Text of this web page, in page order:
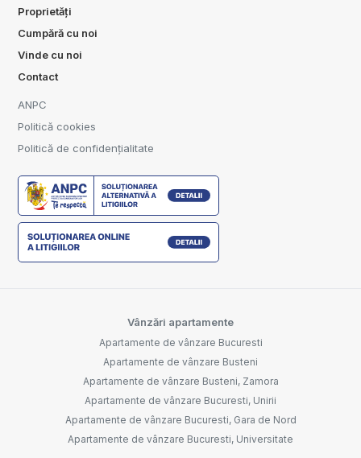
Proprietăți
Cumpără cu noi
Vinde cu noi
Contact
ANPC
Politică cookies
Politică de confidențialitate
Vânzări apartamente
Apartamente de vânzare Bucuresti
Apartamente de vânzare Busteni
Apartamente de vânzare Busteni, Zamora
Apartamente de vânzare Bucuresti, Unirii
Apartamente de vânzare Bucuresti, Gara de Nord
Apartamente de vânzare Bucuresti, Universitate